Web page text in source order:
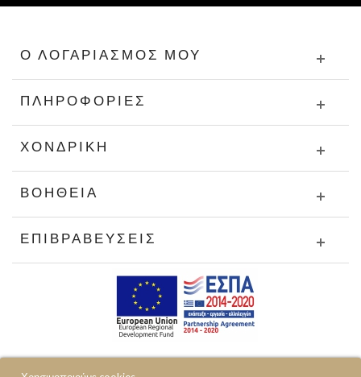
Ο ΛΟΓΑΡΙΑΣΜΌΣ ΜΟΥ
ΠΛΗΡΟΦΟΡΊΕΣ
ΧΟΝΔΡΙΚΉ
ΒΟΉΘΕΙΑ
ΕΠΙΒΡΑΒΕΎΣΕΙΣ